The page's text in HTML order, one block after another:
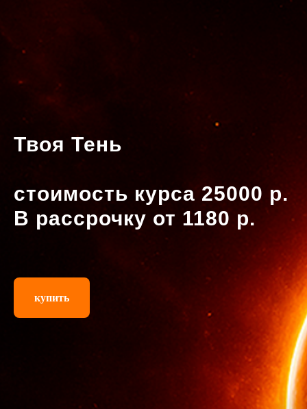
Твоя Тень
стоимость курса 25000 р.
В рассрочку от 1180 р.
купить